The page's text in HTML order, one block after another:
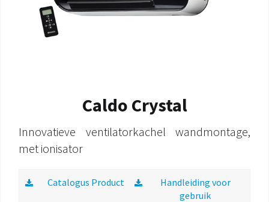
Caldo Crystal
Innovatieve ventilatorkachel wandmontage,
met ionisator
Catalogus Product
Handleiding voor
gebruik